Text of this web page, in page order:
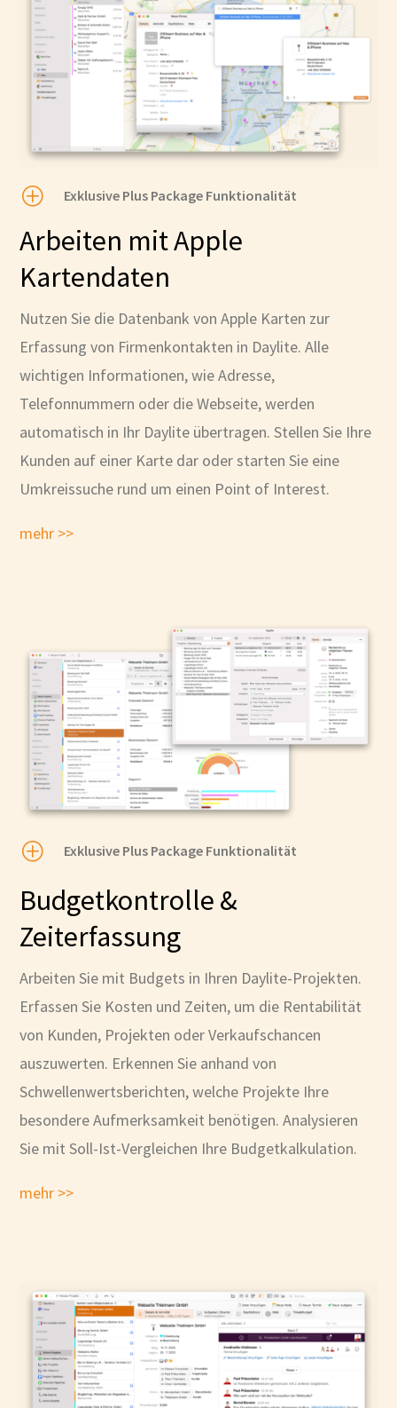
P Exklusive Plus Package Funktionalität
Arbeiten mit Apple
Kartendaten
Nutzen Sie die Datenbank von Apple Karten zur
Erfassung von Firmenkontakten in Daylite. Alle
wichtigen Informationen, wie Adresse,
Telefonnummern oder die Webseite, werden
automatisch in Ihr Daylite übertragen. Stellen Sie Ihre
Kunden auf einer Karte dar oder starten Sie eine
Umkreissuche rund um einen Point of Interest.
mehr >>
P Exklusive Plus Package Funktionalität
Budgetkontrolle &
Zeiterfassung
Arbeiten Sie mit Budgets in Ihren Daylite-Projekten.
Erfassen Sie Kosten und Zeiten, um die Rentabilität
von Kunden, Projekten oder Verkaufschancen
auszuwerten. Erkennen Sie anhand von
Schwellenwertsberichten, welche Projekte Ihre
besondere Aufmerksamkeit benötigen. Analysieren
Sie mit Soll-Ist-Vergleichen Ihre Budgetkalkulation.
mehr >>